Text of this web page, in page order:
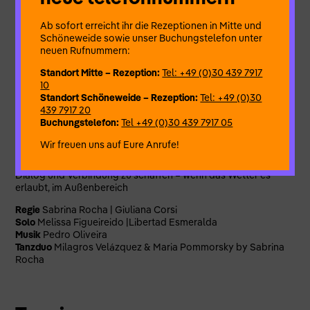
kraftvolle Tanzaufführungen, eine Video-Tanzvorführung und
ein kollektives Tanzerlebnis, das allen offensteht. Der Abend
endet mit einem Moment des Teilens und Netzwerkens, bei
dem KünstlerInnen und Publikum eingeladen werden, sich in
einer offenen und freundlichen Atmosphäre auszutauschen
und zu teilen.
Das Programm umfasst:
19.00 – 21.00: Tanzaufführungen
21.00 – 22.00: Networking & Community
Der letzte Teil der Veranstaltung widmet sich informellem
Networking, Begegnungen und dem Austausch von
Dialog und Verbindung zu schaffen – wenn das Wetter es
erlaubt, im Außenbereich
Regie Sabrina Rocha | Giuliana Corsi
Solo Melissa Figueireido |Libertad Esmeralda
Musik Pedro Oliveira
Tanzduo Milagros Velázquez & Maria Pommorsky by Sabrina
Rocha
Ab sofort erreicht ihr die Rezeptionen in Mitte und
Schöneweide sowie unser Buchungstelefon unter
neuen Rufnummern:
Standort Mitte – Rezeption:Tel: +49 (0)30 439 7917
10
Standort Schöneweide – Rezeption:Tel: +49 (0)30
439 7917 20
Buchungstelefon:Tel +49 (0)30 439 7917 05
Wir freuen uns auf Eure Anrufe!